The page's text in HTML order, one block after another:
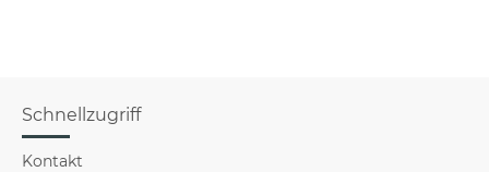
Schnellzugriff
Kontakt